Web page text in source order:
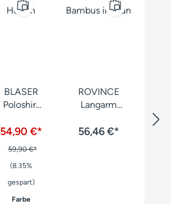
BLASER
Poloshirt
Herren
54,90 €*
59,90 €*
(8.35%
gespart)
Farbeauswählen
ROVINCE
Langarm
Bambus
56,46 €*